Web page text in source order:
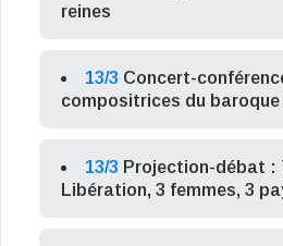
reines
13/3 Concert-
compositrices du baroque
13/3 Projection-débat :
Libération, 3 femmes, 3